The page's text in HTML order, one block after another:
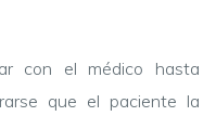
con el médico hasta
que el paciente la